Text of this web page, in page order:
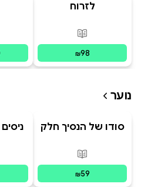
לזרוח
פורמטים זמינים
₪98
נוער
סודו של הנסיך חלק
הנסתר
פורמטים זמינים
₪59